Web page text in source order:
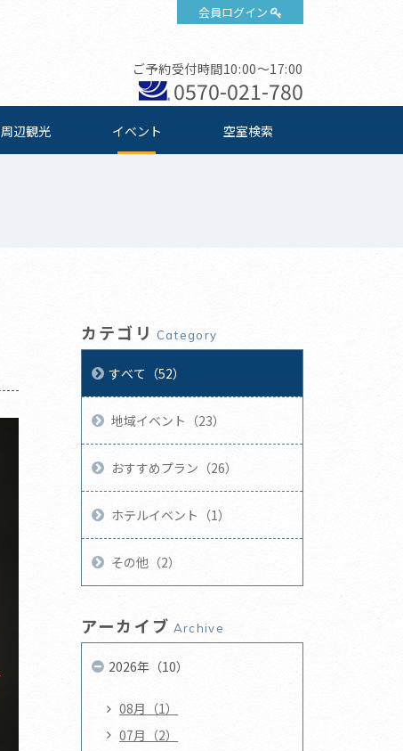
会員ログイン
ご予約受付時間10:00～17:00
0570-021-780
周辺観光 イベント 空室検索
カテゴリ Category
すべて（52）
地域イベント（23）
おすすめプラン（26）
ホテルイベント（1）
その他（2）
アーカイブ Archive
2026年（10）
08月（1）
07月（2）